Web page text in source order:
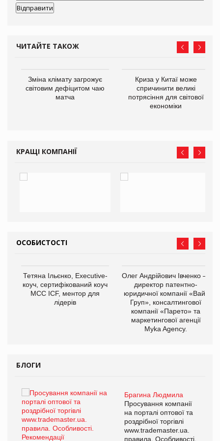
ЧИТАЙТЕ ТАКОЖ
Зміна клімату загрожує
світовим дефіцитом чаю
матча
Криза у Китаї може
спричинити великі
потрясіння для світової
економіки
КРАЩІ КОМПАНІЇ
ОСОБИСТОСТІ
Тетяна Ільєнко, Executive-
коуч, сертифікований коуч
МСС ICF, ментор для
лідерів
Олег Андрійович Івченко —
директор патентно-
юридичної компанії «Вайз
Груп», консалтингової
компанії «Парето» та
маркетингової агенції
Myka Agency.
БЛОГИ
Брагина Людмила
Просування компанії
на порталі оптової та
роздрібної торгівлі
www.trademaster.ua.
правила. Особливості.